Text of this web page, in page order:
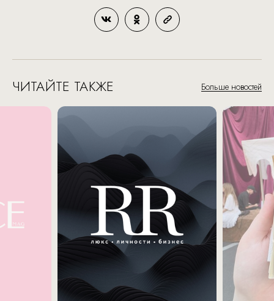
ЧИТАЙТЕ ТАКЖЕ Больше новостей